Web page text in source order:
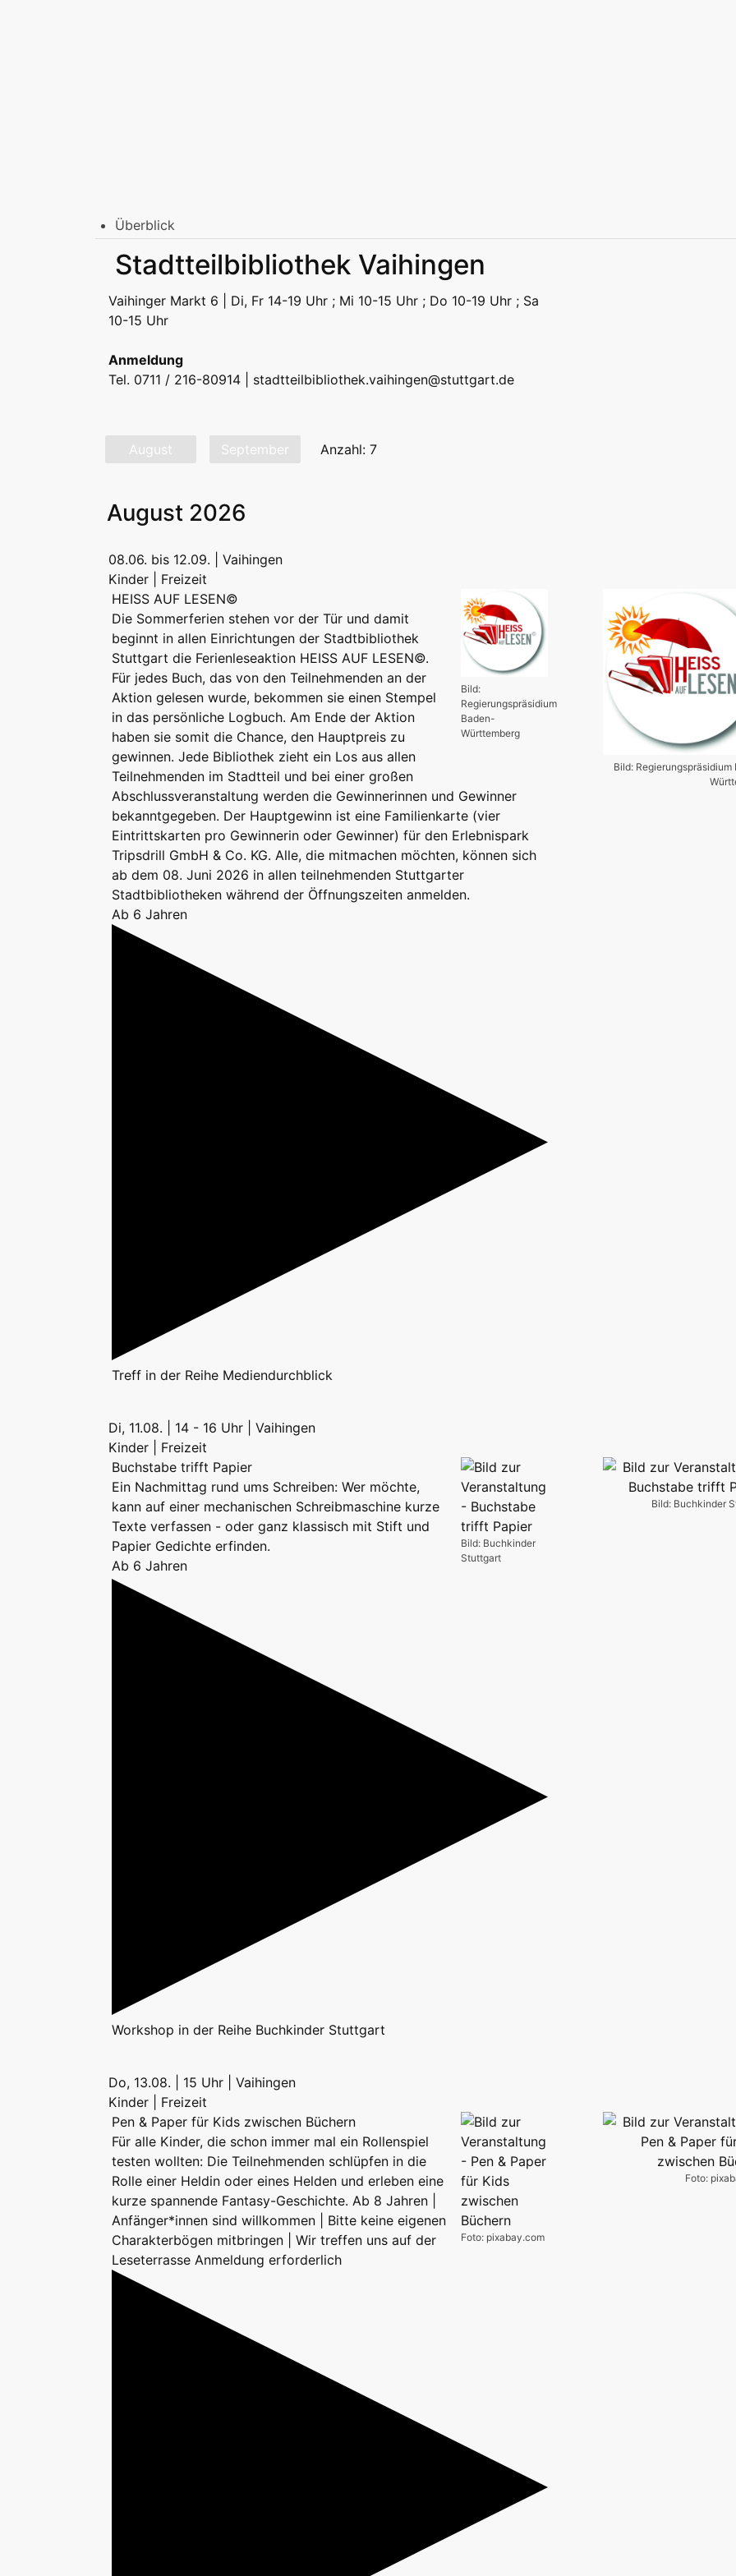
Überblick
Erwachsene Jugend | Freizeit Kinder | Freizeit Kitas | Schulen
Erwachsene Jugend | Freizeit Kinder | Freizeit Kitas | Schulen Alle
Podcast
Stadtteilbibliothek Vaihingen
Vaihinger Markt 6 | Di, Fr 14-19 Uhr ; Mi 10-15 Uhr ; Do 10-19 Uhr ; Sa
10-15 Uhr
Anmeldung
Tel. 0711 / 216-80914 | stadtteilbibliothek.vaihingen@stuttgart.de
August September Anzahl: 7
August 2026
08.06. bis 12.09. | Vaihingen
Kinder | Freizeit
Bild:
Regierungspräsidium
Baden-
Württemberg
HEISS AUF LESEN©
Die Sommerferien stehen vor der Tür und damit
beginnt in allen Einrichtungen der Stadtbibliothek
Stuttgart die Ferienleseaktion HEISS AUF LESEN©.
Für jedes Buch, das von den Teilnehmenden an der
Aktion gelesen wurde, bekommen sie einen Stempel
in das persönliche Logbuch. Am Ende der Aktion
haben sie somit die Chance, den Hauptpreis zu
gewinnen. Jede Bibliothek zieht ein Los aus allen
Teilnehmenden im Stadtteil und bei einer großen
Abschlussveranstaltung werden die Gewinnerinnen und Gewinner
bekanntgegeben. Der Hauptgewinn ist eine Familienkarte (vier
Eintrittskarten pro Gewinnerin oder Gewinner) für den Erlebnispark
Tripsdrill GmbH & Co. KG. Alle, die mitmachen möchten, können sich
ab dem 08. Juni 2026 in allen teilnehmenden Stuttgarter
Stadtbibliotheken während der Öffnungszeiten anmelden.
Ab 6 Jahren
Treffin der Reihe Mediendurchblick
Bild: Regierungspräsidium
Di, 11.08. | 14 - 16 Uhr | Vaihingen
Kinder | Freizeit
Bild: Buchkinder
Stuttgart
Buchstabe trifft Papier
Ein Nachmittag rund ums Schreiben: Wer möchte,
kann auf einer mechanischen Schreibmaschine kurze
Texte verfassen - oder ganz klassisch mit Stift und
Papier Gedichte erfinden.
Ab 6 Jahren
Workshop in der Reihe Buchkinder Stuttgart
Bild: Buchkinder
Do, 13.08. | 15 Uhr | Vaihingen
Kinder | Freizeit
Foto: pixabay.com
Pen & Paper für Kids zwischen Büchern
Für alle Kinder, die schon immer mal ein Rollenspiel
testen wollten: Die Teilnehmenden schlüpfen in die
Rolle einer Heldin oder eines Helden und erleben eine
kurze spannende Fantasy-Geschichte. Ab 8 Jahren |
Anfänger*innen sind willkommen | Bitte keine eigenen
Charakterbögen mitbringen | Wir treffen uns auf der
Leseterrasse Anmeldung erforderlich
Foto: